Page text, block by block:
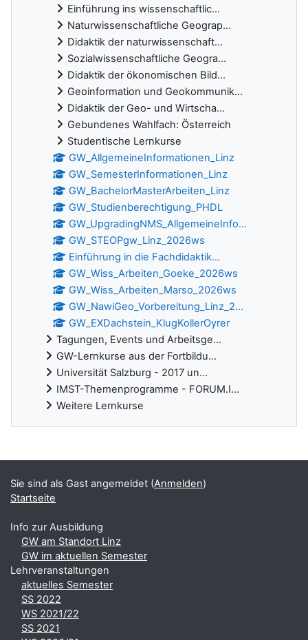
Einführung ins wissenschaftlic...
Naturwissenschaftliche Geograp...
Didaktik der naturwissenschaft...
Sozialwissenschaftliche Geogra...
Didaktik der ökonomischen Bild...
Geoinformation und Geokommunik...
Didaktik der Geo- und Wirtscha...
Gebundenes Wahlfach: Österreich
Studentische Lernkurse
GW_AllgemeineInformationen_Linz
GW_SemesterInformationen_Linz
GW_BachelorMasterArbeiten_Linz
GW_Studienberechtigung_PHDL
GW_UpgradingNMS_AllgemeineInfo...
GW_STEOPgw_Linz_2026ws
Einführung in die Fachdidaktik...
GW_Wiss_Arbeiten_Goeke_2026ws
GW_Wiss_Arbeiten_Marso_2026ws
GW_NawiGeo_Vorbereitung_Linz_2...
GW_EXDachstein_KlugKollerOyrer
Tagungen, Events und Arbeitsge...
GW-Lernkurse aus der Fortbildu...
Universität Salzburg - 2017 un...
IMST-Themenprogramme - FORUM.I...
Weitere Lernkurse
Ergänzungsblöcke
Sie sind als Gast angemeldet (Anmelden)
Startseite
Info zur Ausbildung
GW am Standort Linz
GW im aktuellen Semester
Lehrveranstaltungen
aktuelles Semester
SS 2022
WS 2021/22
SS 2021